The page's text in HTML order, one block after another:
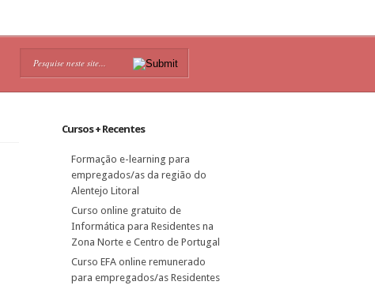
Cursos + Recentes
Formação e-learning para
empregados/as da região do
Alentejo Litoral
Curso online gratuito de
Informática para Residentes na
Zona Norte e Centro de Portugal
Curso EFA online remunerado
para empregados/as Residentes